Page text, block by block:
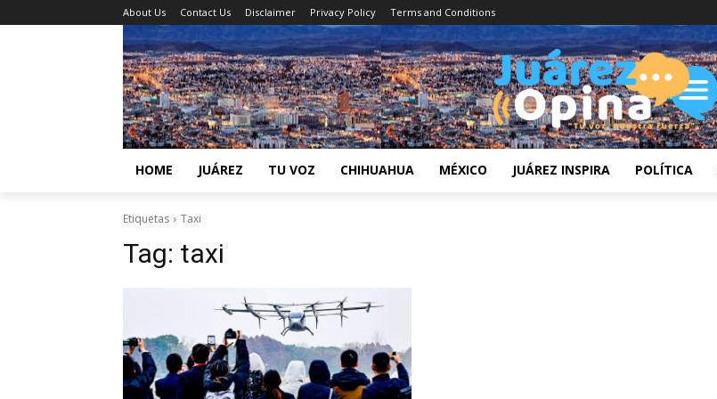
About Us Contact Us Disclaimer Privacy Policy Terms and Conditions
HOME JUÁREZ TU VOZ CHIHUAHUA MÉXICO JUÁREZ INSPIRA POLÍTICA
Etiquetas Taxi
Tag: taxi